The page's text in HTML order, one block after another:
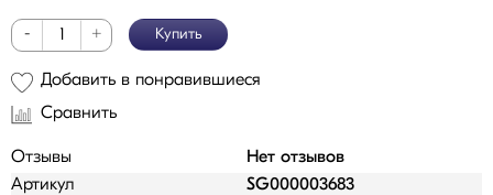
- + Купить
Добавить в понравившиеся
Сравнить
Отзывы
Нет отзывов
Артикул
SG000003683